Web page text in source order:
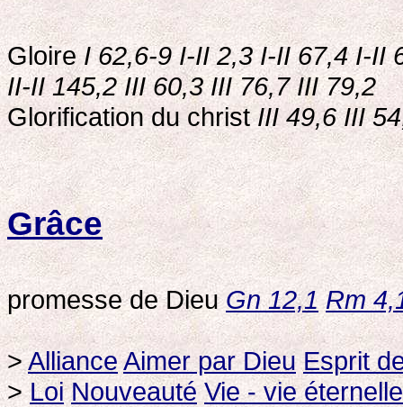
Gloire I 62,6-9 I-II 2,3 I-II 67,4 I-II
II-II 145,2 III 60,3 III 76,7 III 79,2
Glorification du christIII 49,6 III
Grâce
promesse de DieuGn 12,1 Rm
>Alliance Aimer par Dieu Esprit
>Loi Nouveauté Vie - vie éternelle